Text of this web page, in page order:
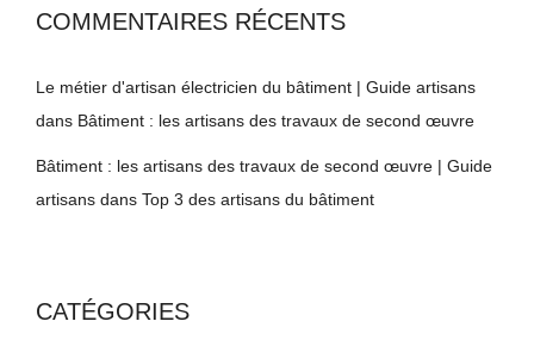
COMMENTAIRES RÉCENTS
Le métier d'artisan électricien du bâtiment | Guide artisans
dans Bâtiment : les artisans des travaux de second œuvre
Bâtiment : les artisans des travaux de second œuvre | Guide
artisans dans Top 3 des artisans du bâtiment
CATÉGORIES